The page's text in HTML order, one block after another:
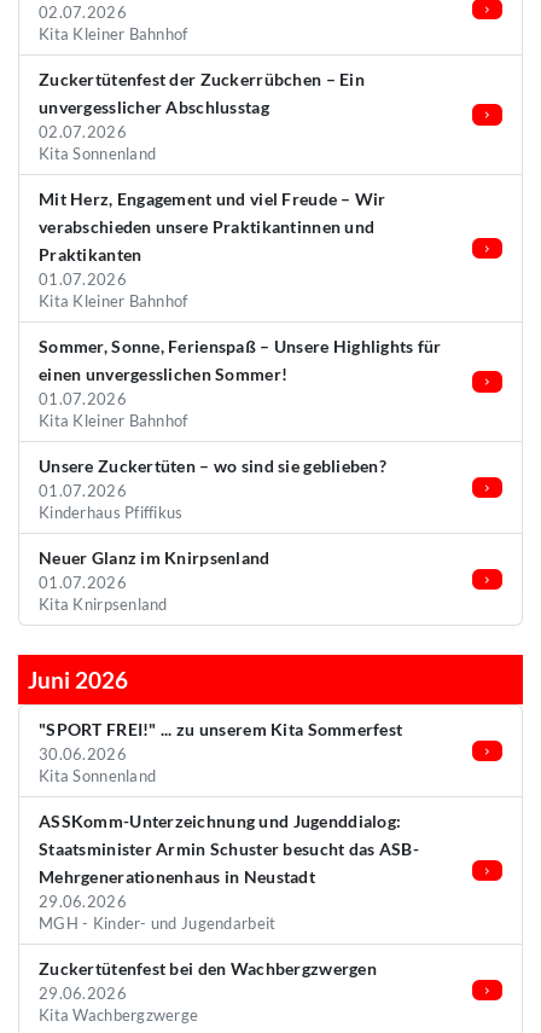
02.07.2026
Kita Kleiner Bahnhof
Zuckertütenfest der Zuckerrübchen – Ein
unvergesslicher Abschlusstag
02.07.2026
Kita Sonnenland
Mit Herz, Engagement und viel Freude – Wir
verabschieden unsere Praktikantinnen und
Praktikanten
01.07.2026
Kita Kleiner Bahnhof
Sommer, Sonne, Ferienspaß – Unsere Highlights für
einen unvergesslichen Sommer!
01.07.2026
Kita Kleiner Bahnhof
Unsere Zuckertüten – wo sind sie geblieben?
01.07.2026
Kinderhaus Pfiffikus
Neuer Glanz im Knirpsenland
01.07.2026
Kita Knirpsenland
Juni 2026
"SPORT FREI!" ... zu unserem Kita Sommerfest
30.06.2026
Kita Sonnenland
ASSKomm-Unterzeichnung und Jugenddialog:
Staatsminister Armin Schuster besucht das ASB-
Mehrgenerationenhaus in Neustadt
29.06.2026
MGH - Kinder- und Jugendarbeit
Zuckertütenfest bei den Wachbergzwergen
29.06.2026
Kita Wachbergzwerge